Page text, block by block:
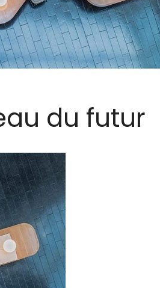
du futur